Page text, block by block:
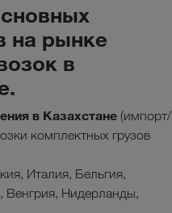
на рынке
в
в Казахстане (импорт/
комплектных грузов
Италия, Бельгия,
Венгрия, Нидерланды,